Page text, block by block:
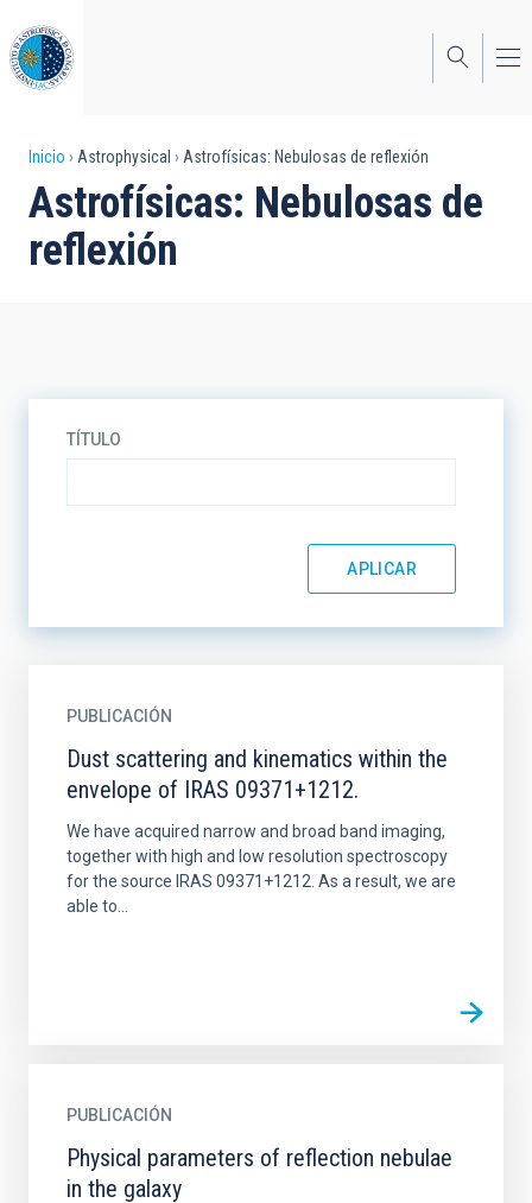
al
contenido
principal
Sobrescribir
enlaces
de
Inicio Astrophysical Astrofísicas: Nebulosas de reflexión
Astrofísicas: Nebulosas de
reflexión
TÍTULO
PUBLICACIÓN
Dust scattering and kinematics within the
envelope of IRAS 09371+1212.
We have acquired narrow and broad band imaging,
together with high and low resolution spectroscopy
for the source IRAS 09371+1212. As a result, we are
able to...
PUBLICACIÓN
Physical parameters of reflection nebulae
in the galaxy